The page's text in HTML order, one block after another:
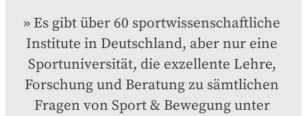
Es gibt über 60 sportwissenschaftliche
Institute in Deutschland, aber nur eine
Sportuniversität, die exzellente Lehre,
Forschung und Beratung zu sämtlichen
Fragen von Sport & Bewegung unter